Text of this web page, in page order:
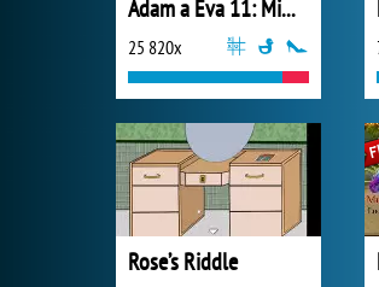
Adam a Eva 11: Mimozemšťané
25 820x
Rose’s Riddle